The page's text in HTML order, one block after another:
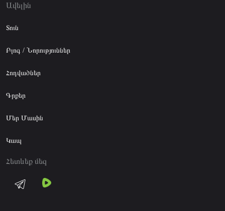
Ավելին
Տուն
Բլոգ / Նորություններ
Հոդվածներ
Գրքեր
Մեր Մասին
Կապ
Հետևեք մեզ